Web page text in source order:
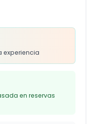
experiencia
en reservas